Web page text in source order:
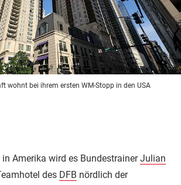
wohnt bei ihrem ersten WM-Stopp in den USA
Amerika wird es BundestrainerJulian
des DFB nördlich der